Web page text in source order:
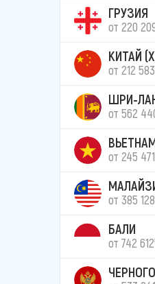
ГРУЗИЯ
от 220
КИТАЙ
от 212
ШРИ-
от 562
от 245
от 385
БАЛИ
от 742